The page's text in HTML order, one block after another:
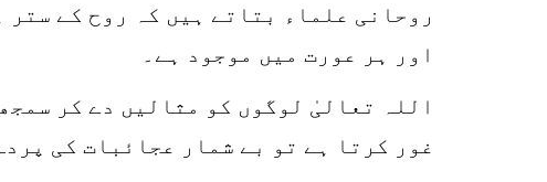
روحانی علماء بتاتے ہیں کہ روح کے ستر
اور ہر عورت میں موجود ہے۔
اللہ تعالیٰ لوگوں کو مثالیں دے کر
غور کرتا ہے تو بے شمار عجائبات کی